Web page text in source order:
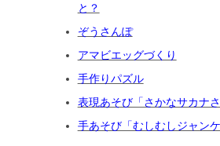
と？
ぞうさんぽ
アマビエッグづくり
手作りパズル
表現あそび「さかなサカナさ
手あそび「むしむしジャンケ